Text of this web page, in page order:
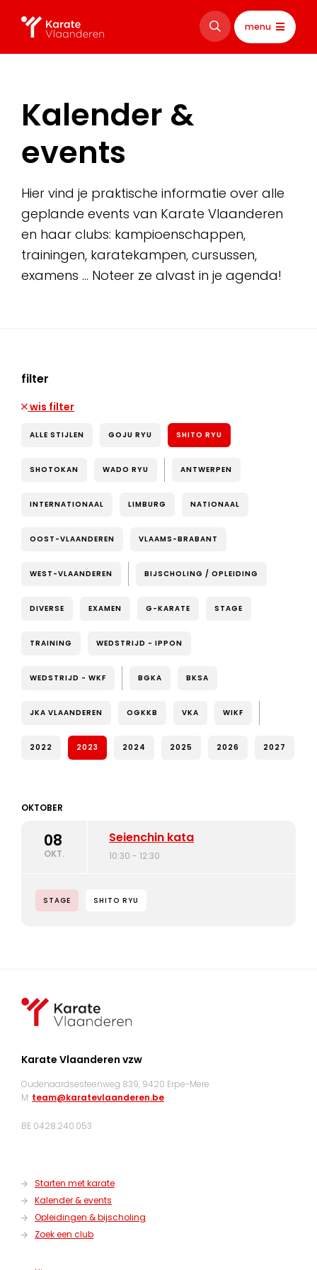
menu
Kalender &
events
Hier vind je praktische informatie over alle
geplande events van Karate Vlaanderen
en haar clubs: kampioenschappen,
trainingen, karatekampen, cursussen,
examens … Noteer ze alvast in je agenda!
filter
wis filter
ALLE STIJLEN GOJU RYU SHITO RYU
SHOTOKAN WADO RYU ANTWERPEN
INTERNATIONAAL LIMBURG NATIONAAL
OOST-VLAANDEREN VLAAMS-BRABANT
WEST-VLAANDEREN BIJSCHOLING / OPLEIDING
DIVERSE EXAMEN G-KARATE STAGE
TRAINING WEDSTRIJD - IPPON
WEDSTRIJD - WKF BGKA BKSA
JKA VLAANDEREN OGKKB VKA WIKF
2022 2023 2024 2025 2026 2027
OKTOBER
08
OKT.
Seienchin kata
10:30 - 12:30
STAGE SHITO RYU
Karate Vlaanderen vzw
Oudenaardsesteenweg 839, 9420 Erpe-Mere
M: team@karatevlaanderen.be
BE 0428.240.053
Starten met karate
Kalender & events
Opleidingen & bijscholing
Zoek een club